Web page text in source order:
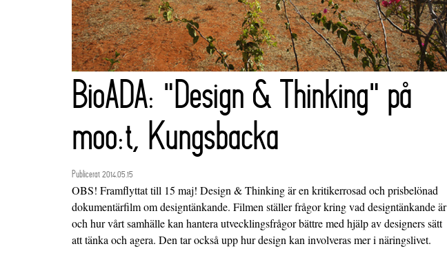
BioADA: "Design & Thinking" på
moo:t, Kungsbacka
Publicerat 2014.05.15
OBS! Framflyttat till 15 maj! Design & Thinking är en kritikerrosad och prisbelönad
dokumentärfilm om designtänkande. Filmen ställer frågor kring vad designtänkande är
och hur vårt samhälle kan hantera utvecklingsfrågor bättre med hjälp av designers sätt
att tänka och agera. Den tar också upp hur design kan involveras mer i näringslivet.